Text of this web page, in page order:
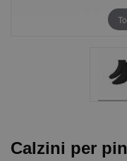
Calzini per